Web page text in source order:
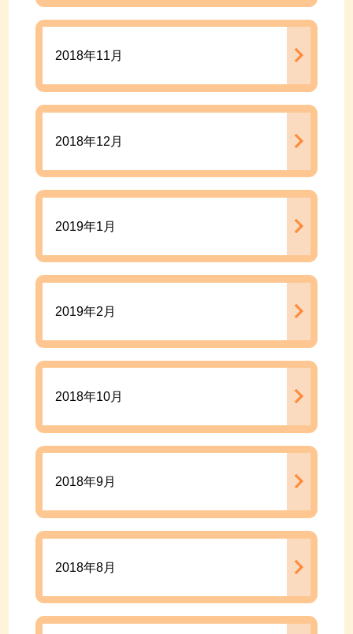
2018年11月
2018年12月
2019年1月
2019年2月
2018年10月
2018年9月
2018年8月